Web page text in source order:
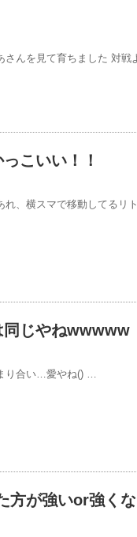
さんを見て育ちました 対
こいい！！
れ、横スマで移動してるリ
同じやねwwwww
り合い…愛やね() …
方が強いor強く